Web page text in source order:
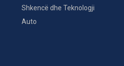
Shkencë dhe Teknologji
Auto